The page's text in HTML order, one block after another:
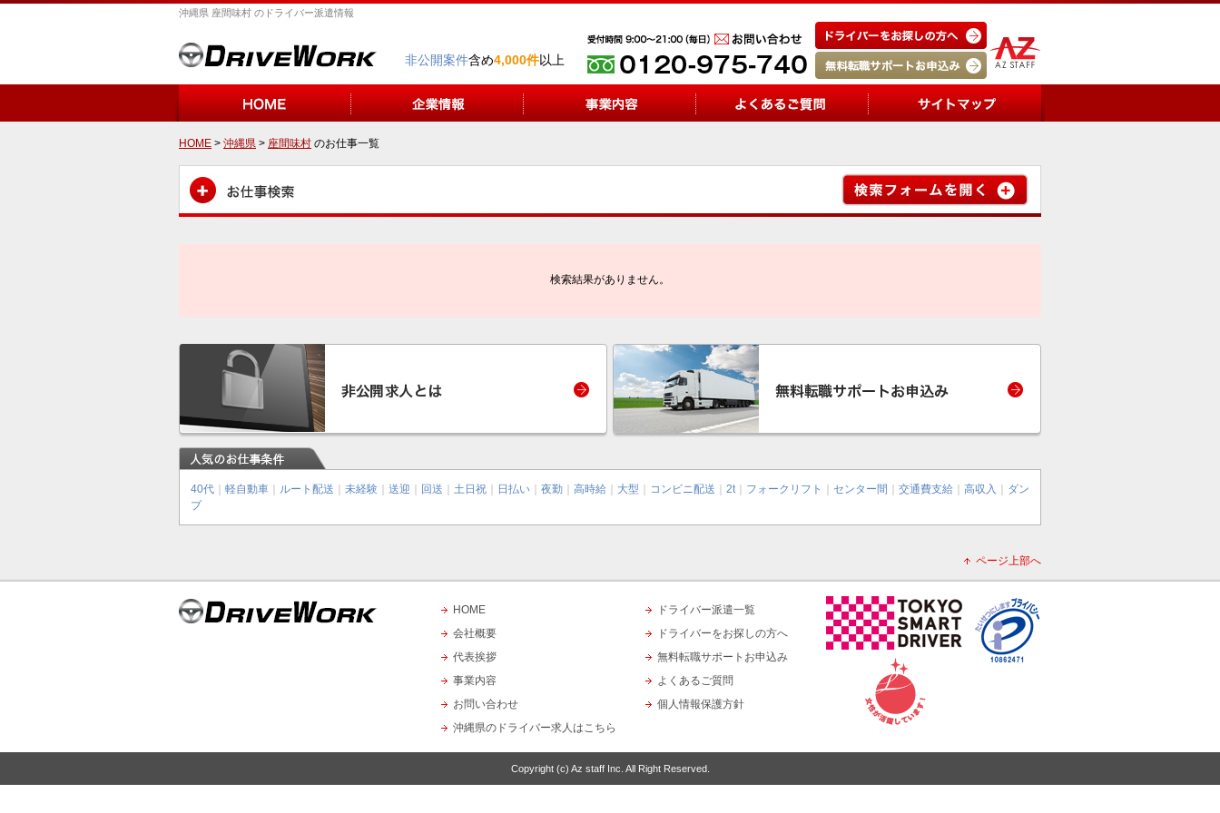
沖縄県 座間味村 のドライバー派遣情報
非公開案件含め4,000件以上
HOME > 沖縄県 > 座間味村 のお仕事一覧
検索結果がありません。
40代 軽自動車 ルート配送 未経験 送迎 回送 土日祝 日払い 夜勤 高時給 大型 コンビニ配送 2t｜ フォークリフト センター間 交通費支給 高収入
ダン
プ
ページ上部へ
HOME
会社概要
代表挨拶
事業内容
お問い合わせ
沖縄県のドライバー求人はこちら
ドライバー派遣一覧
ドライバーをお探しの方へ
無料転職サポートお申込み
よくあるご質問
個人情報保護方針
Copyright (c) Az staff Inc. All Right Reserved.